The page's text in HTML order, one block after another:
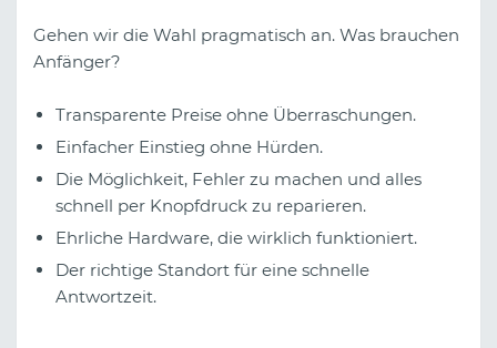
Gehen wir die Wahl pragmatisch an. Was brauchen
Anfänger?
Transparente Preise ohne Überraschungen.
Einfacher Einstieg ohne Hürden.
Die Möglichkeit, Fehler zu machen und alles
schnell per Knopfdruck zu reparieren.
Ehrliche Hardware, die wirklich funktioniert.
Der richtige Standort für eine schnelle
Antwortzeit.